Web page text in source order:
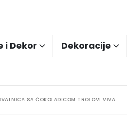
i Dekor Dekoracije
SA ČOKOLADICOM TROLOVI VIVA